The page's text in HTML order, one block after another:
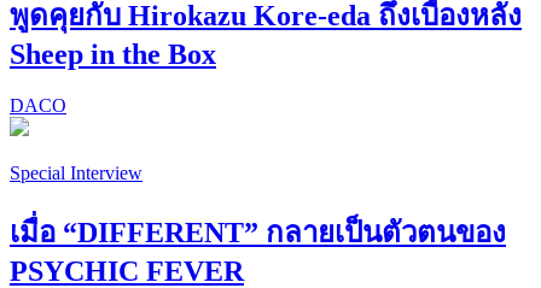
พูดคุยกับ Hirokazu Kore-eda ถึงเบื้องหลัง
Sheep in the Box
DACO
Special Interview
เมื่อ “DIFFERENT” กลายเป็นตัวตนของ
PSYCHIC FEVER